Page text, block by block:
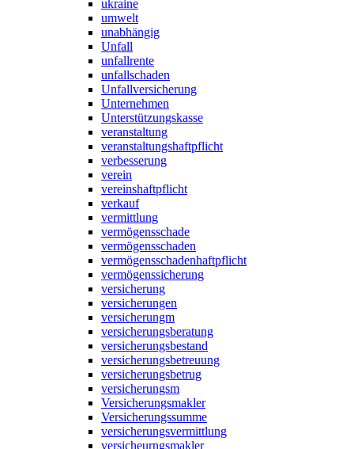
ukraine
umwelt
unabhängig
Unfall
unfallrente
unfallschaden
Unfallversicherung
Unternehmen
Unterstützungskasse
veranstaltung
veranstaltungshaftpflicht
verbesserung
verein
vereinshaftpflicht
verkauf
vermittlung
vermögensschade
vermögensschaden
vermögensschadenhaftpflicht
vermögenssicherung
versicherung
versicherungen
versicherungm
versicherungsberatung
versicherungsbestand
versicherungsbetreuung
versicherungsbetrug
versicherungsm
Versicherungsmakler
Versicherungssumme
versicherungsvermittlung
versicheurngsmakler